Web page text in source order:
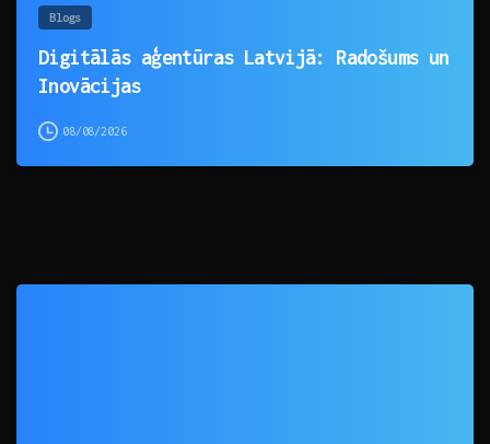
Blogs
Digitālās aģentūras Latvijā: Radošums un
Inovācijas
08/08/2026